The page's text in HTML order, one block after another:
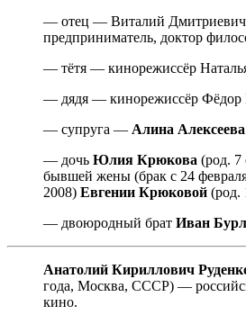
— отец — Виталий
предприниматель, дoктop
— тётя — кинорежиссёр
— дядя — кинорежиссёр Фёдор
— супруга — Алина Алексеева
— дочь Юлия Крюкова (род. 7
бывшей жены (брак с 24
2008) Евгении Крюковой (род.
— двоюродный брат Иван
Анатолий Кириллович
года, Москва, СССР) —
кино.